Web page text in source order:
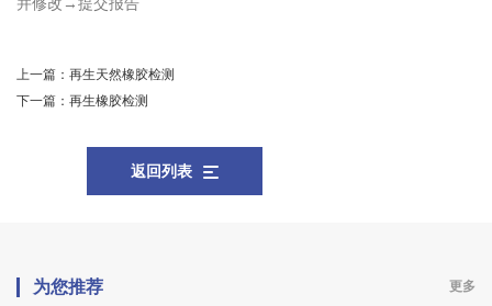
上一篇： 再生天然橡胶检测
下一篇： 再生橡胶检测
返回列表
为您推荐 更多